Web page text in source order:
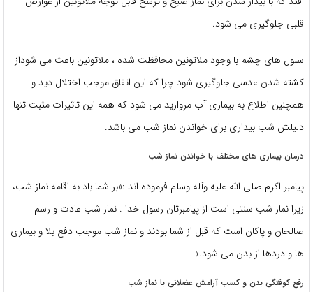
قلبی جلوگیری می شود.
سلول های چشم با وجود ملاتونین محافظت شده ، ملاتونین باعث می شوداز
کشته شدن عدسی جلوگیری شود چرا که این اتفاق موجب اختلال دید و
همچنین اطلاع به بیماری آب مروارید می شود که همه این تاثیرات مثبت تنها
دلیلش شب بیداری برای خواندن نماز شب می باشد.
درمان بیماری های مختلف با خواندن نماز شب
پیامبر اکرم صلی الله علیه وآله وسلم فرموده اند :«بر شما باد به اقامه نماز شب،
زیرا نماز شب سنتی است از پیامبرتان رسول خدا . نماز شب عادت و رسم
صالحان و پاکان است که قبل از شما بودند و نماز شب موجب دفع بلا و بیماری
ها و دردها از بدن می شود.»
رفع کوفتگی بدن و کسب آرامش عضلانی با نماز شب